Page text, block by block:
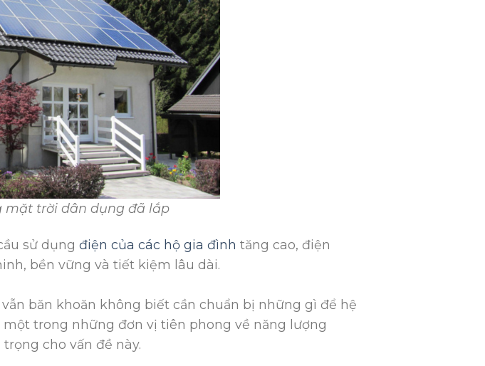
mặt trời dân dụng đã lắp
sử dụng điện của các hộ gia đình tăng cao, điện
bền vững và tiết kiệm lâu dài.
băn khoăn không biết cần chuẩn bị những gì để hệ
một trong những đơn vị tiên phong về năng lượng
cho vấn đề này.